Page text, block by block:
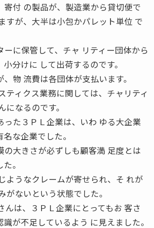
寄付 の製品が、製造業から貸切便で
すが、大半は小包かパレット単位 で
ーに保管して、チャ リティー団体から
分けに して出荷するのです。
物 流費は各団体が支払います。
ティクス業務に関しては、チャリティ
になるのです。
った３ＰＬ企業は、いわ ゆる大企業
な企業でした。
の大きさが必ずしも顧客満 足度とは
。
ようなクレームが寄せられ、そ れが
がないという状態でした。
んは、３ＰＬ企業にとってもお 客さ
が不足しているよう に見えました。